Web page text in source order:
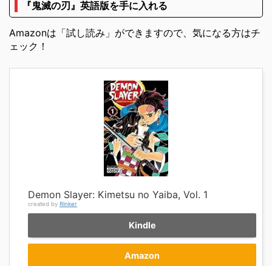
『鬼滅の刃』英語版を手に入れる
Amazonは「試し読み」ができますので、気になる方はチ
ェック！
Demon Slayer: Kimetsu no Yaiba, Vol. 1
created by Rinker
Kindle
Amazon